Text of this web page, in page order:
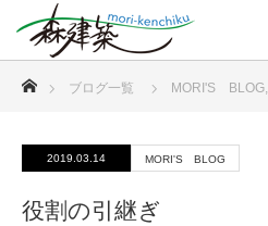
ブログ一覧 MORI'S BLOG,
2019.03.14 MORI'S BLOG
役割の引継ぎ